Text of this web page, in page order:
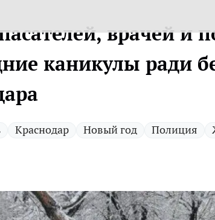
врачей и
каникулы ради
Краснодар Новый год Полиция